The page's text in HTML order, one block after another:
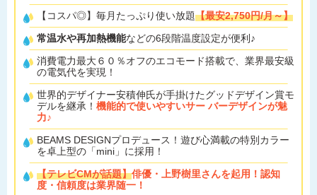
【コスパ◎】毎月たっぷり使い放題【最安2,750円/月～】
常温水や再加熱機能などの6段階温度設定が便利♪
消費電力最大６０％オフのエコモード搭載で、業界最安級
の電気代を実現！
世界的デザイナー安積伸氏が手掛けたグッドデザイン賞モ
デルを継承！ 機能的で使いやすいサー バーデザインが魅
力♪
BEAMS DESIGNプロデュース！遊び心満載の特別カラー
を卓上型の「mini」に採用！
【テレビCMが話題】俳優・上野樹里さんを起用！認知
度・信頼度は業界随一！